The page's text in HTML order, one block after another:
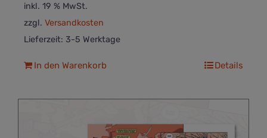
inkl. 19 % MwSt.
zzgl. Versandkosten
Lieferzeit: 3-5 Werktage
In den Warenkorb Details